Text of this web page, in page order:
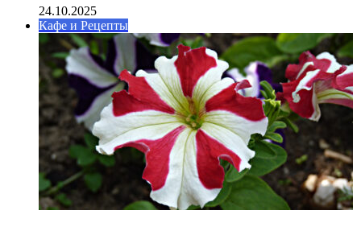
24.10.2025
Кафе и Рецепты